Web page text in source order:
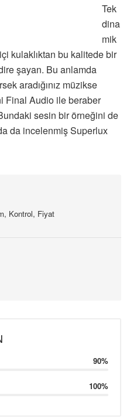
Tek
dina
mik
kulaklıktan bu kalitede bir
şayan. Bu anlamda
aradığınız müzikse
Final Audio ile beraber
sesin bir örneğini de
da incelenmiş Superlux
Kontrol, Fiyat
90%
100%